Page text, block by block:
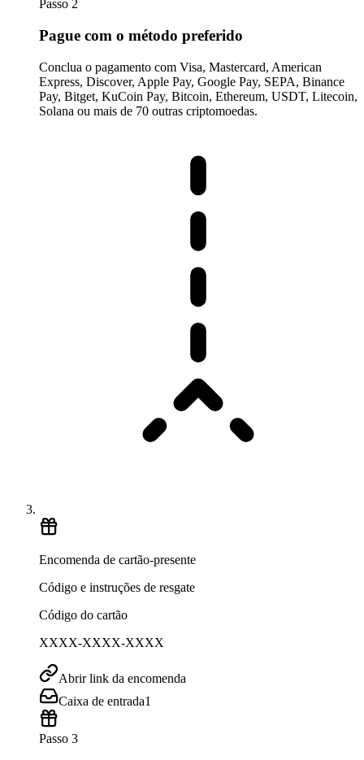
Passo 2
Pague com o método preferido
Conclua o pagamento com Visa, Mastercard, American
Express, Discover, Apple Pay, Google Pay, SEPA, Binance
Pay, Bitget, KuCoin Pay, Bitcoin, Ethereum, USDT, Litecoin,
Solana ou mais de 70 outras criptomoedas.
Encomenda de cartão-presente
Código e instruções de resgate
Código do cartão
XXXX-XXXX-XXXX
Abrir link da encomenda
Caixa de entrada1
Passo 3